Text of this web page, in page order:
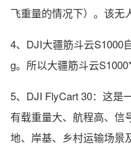
飞重量的情况下）。该无
4、DJI大疆筋斗云S1000
g。所以大疆筋斗云
5、DJI FlyCart 30：这是
有载重量大、航程高、信
地、岸基、乡村运输场景